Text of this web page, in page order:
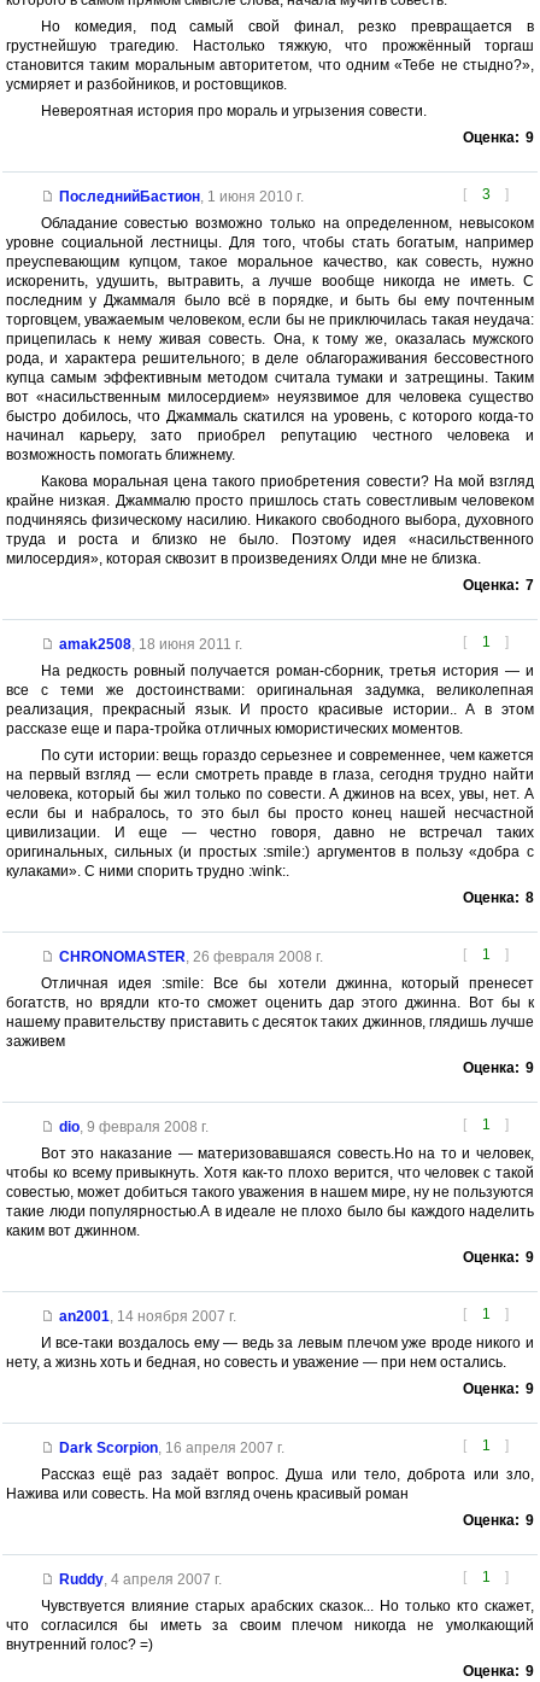
Но комедия, под самый свой финал, резко превращается в
грустнейшую трагедию. Настолько тяжкую, что прожжённый торгаш
становится таким моральным авторитетом, что одним «Тебе не стыдно?»,
усмиряет и разбойников, и ростовщиков.
Невероятная история про мораль и угрызения совести.
Оценка: 9
[ 3 ]
ПоследнийБастион, 1 июня 2010 г.
Обладание совестью возможно только на определенном, невысоком
уровне социальной лестницы. Для того, чтобы стать богатым, например
преуспевающим купцом, такое моральное качество, как совесть, нужно
искоренить, удушить, вытравить, а лучше вообще никогда не иметь. С
последним у Джаммаля было всё в порядке, и быть бы ему почтенным
торговцем, уважаемым человеком, если бы не приключилась такая неудача:
прицепилась к нему живая совесть. Она, к тому же, оказалась мужского
рода, и характера решительного; в деле облагораживания бессовестного
купца самым эффективным методом считала тумаки и затрещины. Таким
вот «насильственным милосердием» неуязвимое для человека существо
быстро добилось, что Джаммаль скатился на уровень, с которого когда-то
начинал карьеру, зато приобрел репутацию честного человека и
возможность помогать ближнему.
Какова моральная цена такого приобретения совести? На мой взгляд
крайне низкая. Джаммалю просто пришлось стать совестливым человеком
подчиняясь физическому насилию. Никакого свободного выбора, духовного
труда и роста и близко не было. Поэтому идея «насильственного
милосердия», которая сквозит в произведениях Олди мне не близка.
Оценка: 7
[ 1 ]
amak2508, 18 июня 2011 г.
На редкость ровный получается роман-сборник, третья история — и
все с теми же достоинствами: оригинальная задумка, великолепная
реализация, прекрасный язык. И просто красивые истории.. А в этом
рассказе еще и пара-тройка отличных юмористических моментов.
По сути истории: вещь гораздо серьезнее и современнее, чем кажется
на первый взгляд — если смотреть правде в глаза, сегодня трудно найти
человека, который бы жил только по совести. А джинов на всех, увы, нет. А
если бы и набралось, то это был бы просто конец нашей несчастной
цивилизации. И еще — честно говоря, давно не встречал таких
оригинальных, сильных (и простых :smile:) аргументов в пользу «добра с
кулаками». С ними спорить трудно :wink:.
Оценка: 8
[ 1 ]
CHRONOMASTER, 26 февраля 2008 г.
Отличная идея :smile: Все бы хотели джинна, который пренесет
богатств, но врядли кто-то сможет оценить дар этого джинна. Вот бы к
нашему правительству приставить с десяток таких джиннов, глядишь лучше
заживем
Оценка: 9
[ 1 ]
dio, 9 февраля 2008 г.
Вот это наказание — материзовавшаяся совесть.Но на то и человек,
чтобы ко всему привыкнуть. Хотя как-то плохо верится, что человек с такой
совестью, может добиться такого уважения в нашем мире, ну не пользуются
такие люди популярностью.А в идеале не плохо было бы каждого наделить
каким вот джинном.
Оценка: 9
[ 1 ]
an2001, 14 ноября 2007 г.
И все-таки воздалось ему — ведь за левым плечом уже вроде никого и
нету, а жизнь хоть и бедная, но совесть и уважение — при нем остались.
Оценка: 9
[ 1 ]
Dark Scorpion, 16 апреля 2007 г.
Рассказ ещё раз задаёт вопрос. Душа или тело, доброта или зло,
Нажива или совесть. На мой взгляд очень красивый роман
Оценка: 9
[ 1 ]
Ruddy, 4 апреля 2007 г.
Чувствуется влияние старых арабских сказок... Но только кто скажет,
что согласился бы иметь за своим плечом никогда не умолкающий
внутренний голос? =)
Оценка: 9